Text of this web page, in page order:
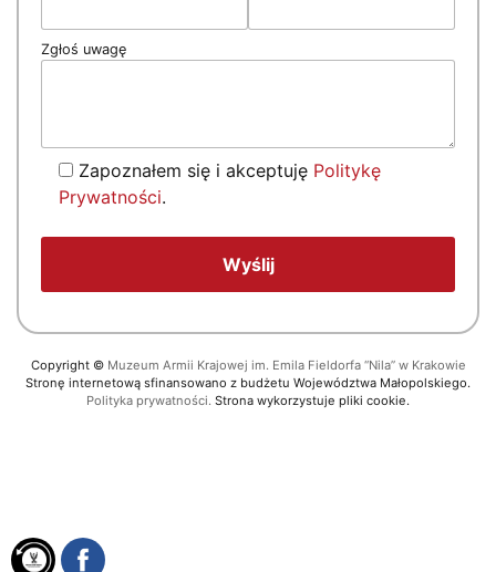
Zgłoś uwagę
Zapoznałem się i akceptuję Politykę
Prywatności.
Copyright © Muzeum Armii Krajowej im. Emila Fieldorfa “Nila” w Krakowie
Stronę internetową sfinansowano z budżetu Województwa Małopolskiego.
Polityka prywatności. Strona wykorzystuje pliki cookie.